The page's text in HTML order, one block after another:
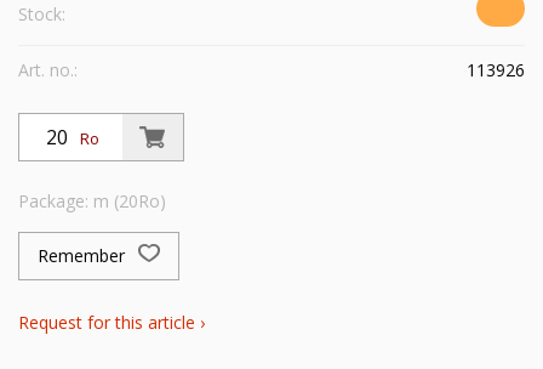
Stock:
Art. no.: 113926
Ro
Package: m (20Ro)
Remember
Request for this article ›